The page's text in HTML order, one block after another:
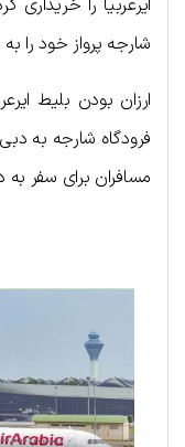
شارجه پرواز خود را
ارزان بودن بلیط
فرودگاه شارجه به
مسافران برای سفر به